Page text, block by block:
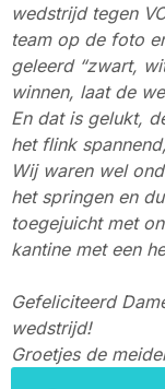
wedstrijd tegen
team op de foto
geleerd “zwart,
winnen, laat de
En dat is gelukt,
het flink
Wij waren wel
het springen en
toegejuicht met
kantine met een
Gefeliciteerd
wedstrijd!
Groetjes de